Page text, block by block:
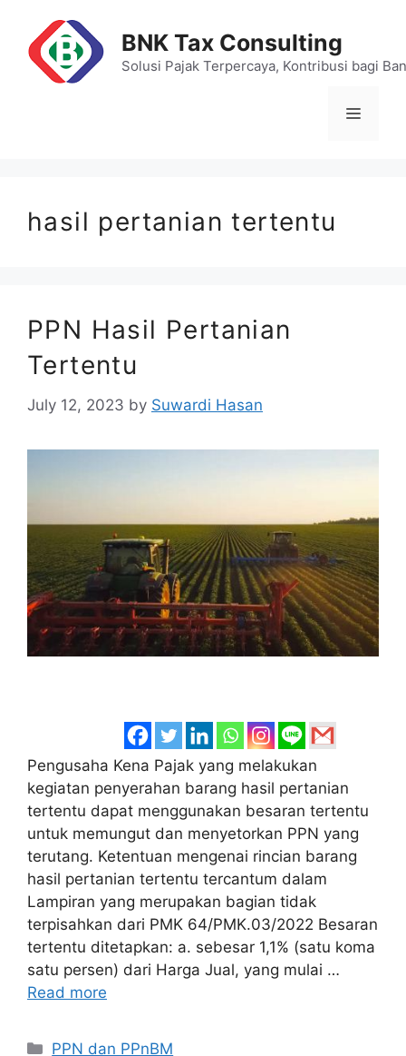
content
BNK Tax Consulting
Solusi Pajak Terpercaya, Kontribusi bagi
Menu
hasil pertanian tertentu
PPN Hasil Pertanian
Tertentu
July 12, 2023 by Suwardi Hasan
Pengusaha Kena Pajak yang melakukan
kegiatan penyerahan barang hasil pertanian
tertentu dapat menggunakan besaran tertentu
untuk memungut dan menyetorkan PPN yang
terutang. Ketentuan mengenai rincian barang
hasil pertanian tertentu tercantum dalam
Lampiran yang merupakan bagian tidak
terpisahkan dari PMK 64/PMK.03/2022 Besaran
tertentu ditetapkan: a. sebesar 1,1% (satu koma
satu persen) dari Harga Jual, yang mulai …
Read more
Categories
PPN dan PPnBM